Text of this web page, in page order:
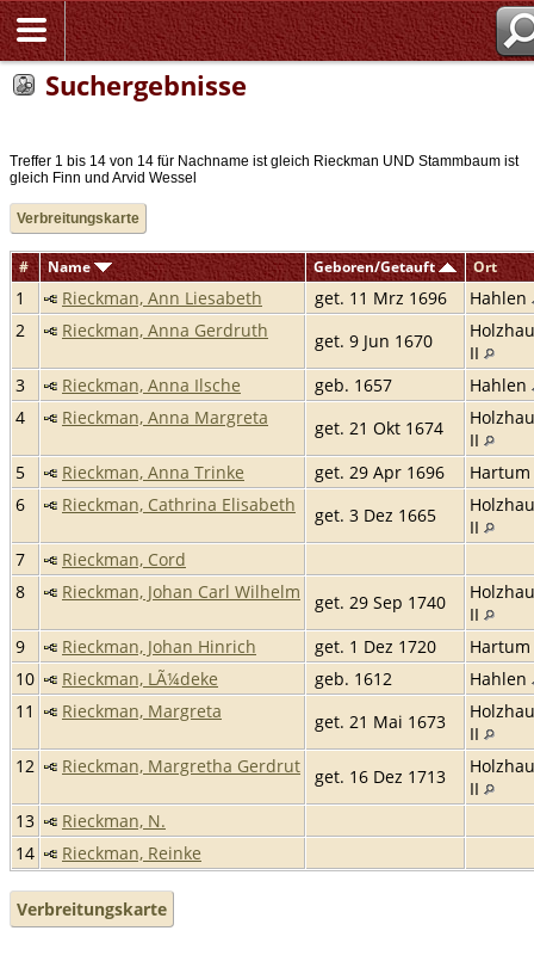
Suchergebnisse
Treffer 1 bis 14 von 14 für Nachname ist gleich Rieckman UND Stammbaum ist
gleich Finn und Arvid Wessel
Verbreitungskarte
# Name Geboren/Getauft Ort
1 Rieckman, Ann Liesabeth get. 11 Mrz 1696
Hahlen
2
Rieckman, Anna Gerdruth get. 9 Jun 1670
II
3
Rieckman, Anna Ilsche geb. 1657
Hahlen
4
Rieckman, Anna Margreta get. 21 Okt 1674
II
5
Rieckman, Anna Trinke get. 29 Apr 1696
Hartum
6
Rieckman, Cathrina Elisabeth get. 3 Dez 1665
II
7
Rieckman, Cord
8
Rieckman, Johan Carl Wilhelm get. 29 Sep 1740
II
9
Rieckman, Johan Hinrich get. 1 Dez 1720
Hartum
10
Rieckman, LÃ¼deke geb. 1612
Hahlen
11
Rieckman, Margreta get. 21 Mai 1673
II
12
Rieckman, Margretha Gerdrut get. 16 Dez 1713
II
13
Rieckman, N.
14
Rieckman, Reinke
Verbreitungskarte